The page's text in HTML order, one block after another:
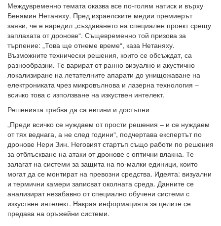
Междувременно темата оказва все по-голям натиск и върху
Бенямин Нетаняху. Пред израелските медии премиерът
заяви, че е наредил „създаването на специален проект срещу
заплахата от дронове“. Същевременно той призова за
търпение: „Това ще отнеме време“, каза Нетаняху.
Възможните технически решения, които се обсъждат, са
разнообразни. Те варират от ранно визуално и акустично
локализиране на летателните апарати до унищожаване на
електрониката чрез микровълнова и лазерна технология –
всичко това с използване на изкуствен интелект.
Решенията трябва да са евтини и достъпни
„Преди всичко се нуждаем от прости решения – и се нуждаем
от тях веднага, а не след години“, подчертава експертът по
дронове Нери Зин. Неговият стартъп също работи по решения
за отблъскване на атаки от дронове с оптични влакна. Те
залагат на системи за защита на по-малки единици, които
могат да се монтират на превозни средства. Идеята: визуални
и термични камери записват околната среда. Данните се
анализират незабавно от специално обучени системи с
изкуствен интелект. Накрая информацията за целите се
предава на оръжейни системи.